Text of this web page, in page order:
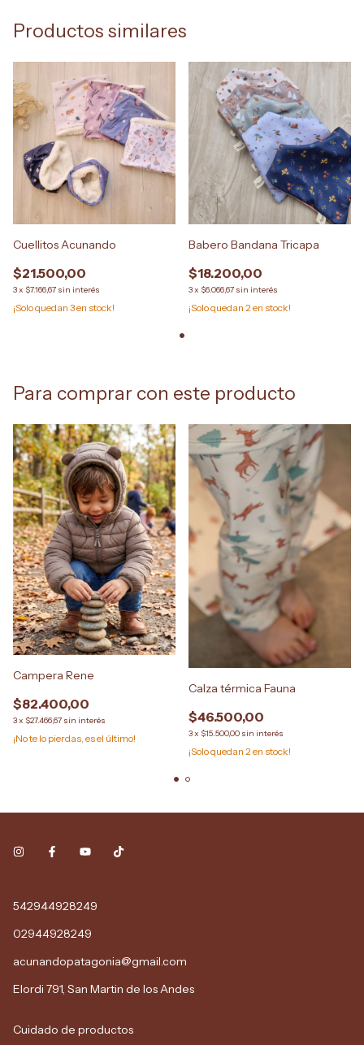
Productos similares
Cuellitos Acunando
$21.500,00
3x $7.166,67 sin interés
¡Solo quedan 3en stock!
Babero Bandana Tricapa
$18.200,00
3x $6.066,67 sin interés
¡Solo quedan 2 en stock!
Para comprar con este producto
Campera Rene
$82.400,00
3x $27.466,67 sin interés
¡No te lo pierdas, es el último!
Calza térmica Fauna
$46.500,00
3x $15.500,00 sin interés
¡Solo quedan 2 en stock!
542944928249
02944928249
acunandopatagonia@gmail.com
Elordi 791, San Martin de los Andes
Cuidado de productos